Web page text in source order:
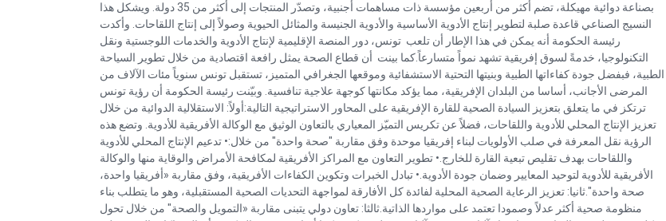
بصناعة دوائية مهيكلة، تضم أكثر من أربعين مؤسسة ذات مساهمات أجنبية، وتصدّر المنتجات إلى أكثر من 35 دولة. ويشكل هذا
النسيج الصناعي قاعدة صلبة لتطوير إنتاج الأدوية الأساسية والأدوية الجنيسة والمثائل الحيوية وصولاً إلى إنتاج اللقاحات. وأكدت
رئيسة الحكومة أنه يمكن في هذا الإطار أن تلعب تونس، دور المنصة الإقليمية لإنتاج الأدوية والخدمات اللوجستية ونقل
التكنولوجيا، خدمةً لسوق إفريقية تشهد نمواً متسارعاً.كما بينت أن قطاع الصحة يمثل رافعة اقتصادية من خلال تطوير السياحة
الطبية، فبفضل جودة كفاءاتها الطبية وبنيتها التحتية الاستشفائية وموقعها الجغرافي المتميز، تستقبل تونس سنوياً مئات الآلاف من
المرضى الأجانب، أساسا من البلدان الإفريقية، مما يؤكد مكانتها كوجهة علاجية تنافسية. وبيّنت رئيسة الحكومة أن رؤية تونس
ترتكز في ما يتعلق بتعزيز السيادة الصحية للقارة الإفريقية على المحاور الاستراتيجية التالية:أولاً: الاستقلالية الدوائية من خلال
تعزيز الإنتاج المحلي للأدوية واللقاحات، فضلاً عن تكريس التميّز المعياري بالتعاون الوثيق مع الوكالة الأفريقية للأدوية. وتضع هذه
الرؤية نقل المعرفة في صلب الأولويات لبناء إفريقيا موحدة وفق مقاربة "صحة واحدة" من خلال:• تدعيم الإنتاج المحلي للأدوية
واللقاحات بهدف تقليص تبعية القارة للخارج.• تطوير التعاون مع المراكز الأفريقية لمكافحة الأمراض والوقاية منها والوكالة
الأفريقية للأدوية لتوحيد المعايير وضمان جودة الأدوية.• تبادل الخبرات وتكوين الكفاءات الأفريقية، وفق مقاربة «أفريقيا واحدة،
صحة واحدة".ثانيا: تعزيز الرعاية الصحية المحلية لفائدة كل الأفارقة لمواجهة التحديات الصحية المستقبلية، وهو ما يتطلب بناء
منظومة صحية أكثر عدلاً وصمودا تعتمد على مواردها الذاتية.ثالثا: تعاون دولي يتبنى مقاربة «التمويل والصحة" من خلال تحول